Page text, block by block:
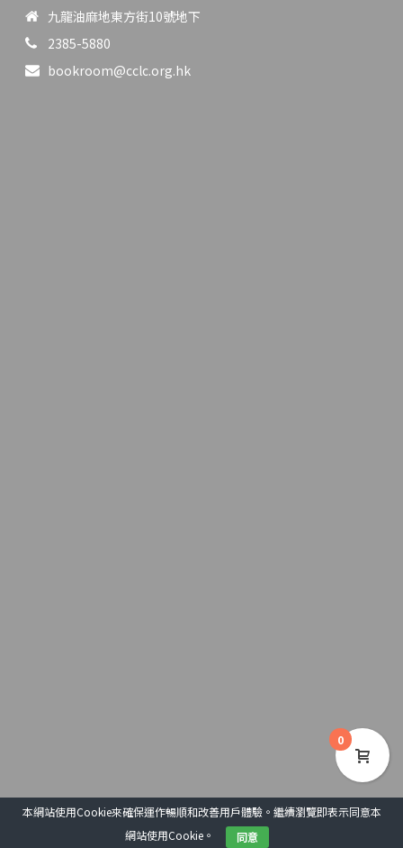
九龍油麻地東方街10號地下
2385-5880
bookroom@cclc.org.hk
COPYRIGHT 2020 © 基督教文藝出版社
0
本網站使用Cookie來確保運作暢順和改善用戶體驗。繼續瀏覽即表示同意本
網站使用Cookie。
同意